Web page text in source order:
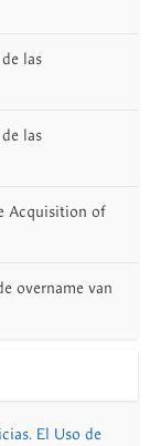
las
las
Acquisition of
overname van
El Uso de